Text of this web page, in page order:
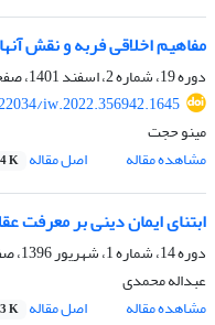
مفاهیم اخلاقی فربه و نقش
دوره 19، شماره 2، اسفند 1401، صفحه
iw.2022.356942.1645
مینو حجت
مشاهده مقاله
اصل مقاله K
ابتنای ایمان دینی بر معرفت
دوره 14، شماره 1، شهریور 1396، صفحه
عبداله محمدی
مشاهده مقاله
اصل مقاله K